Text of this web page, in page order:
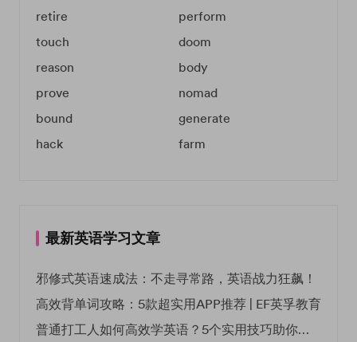
retire
perform
touch
doom
reason
body
prove
nomad
bound
generate
hack
farm
最新英语学习文章
邪修式英语速成法：不走寻常路，英语战力狂飙！
高效背单词攻略：5款超实用APP推荐 | EF英孚教育
普通打工人如何高效学英语？5个实用技巧助你突破职场瓶颈